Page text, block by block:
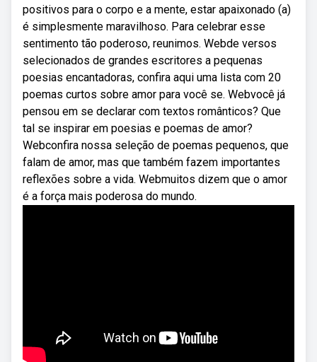
positivos para o corpo e a mente, estar apaixonado (a)
é simplesmente maravilhoso. Para celebrar esse
sentimento tão poderoso, reunimos. Webde versos
selecionados de grandes escritores a pequenas
poesias encantadoras, confira aqui uma lista com 20
poemas curtos sobre amor para você se. Webvocê já
pensou em se declarar com textos românticos? Que
tal se inspirar em poesias e poemas de amor?
Webconfira nossa seleção de poemas pequenos, que
falam de amor, mas que também fazem importantes
reflexões sobre a vida. Webmuitos dizem que o amor
é a força mais poderosa do mundo.